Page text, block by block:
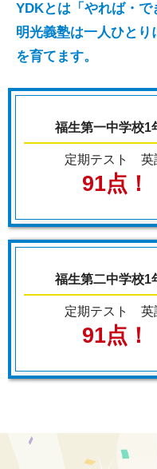
話しやすさや聞きやすさは
個性溢れる講師が常に約
ピッタリな講師が必ず見つ
錦城、工学院大附
園、拓殖第一、帝
純心女子、八王子
・他の習い事と両
たい
・小5、小6からで
穎明館中、啓明学
山ヶ丘中、西武学
京電機大学中、八
践中、武蔵野大学
◆習いごととして
早くから英検にチ
メ！
・りんご塾コース
算数を通じて思考
おススメ！
YDKとは「やれば・で
明光義塾は一人ひと
を育てます。
福生第一中学校1
定期テスト 英
91点！
福生第二中学校1
定期テスト 英
91点！